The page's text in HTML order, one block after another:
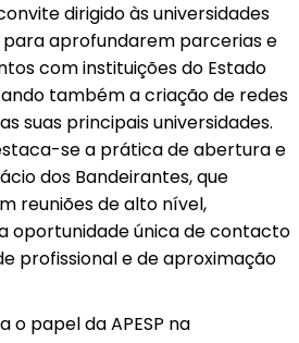
dirigido às universidades
para aprofundarem parcerias e
com instituições do Estado
também a criação de redes
suas principais universidades.
se a prática de abertura e
dos Bandeirantes, que
reuniões de alto nível,
oportunidade única de contacto
profissional e de aproximação
papel da APESP na